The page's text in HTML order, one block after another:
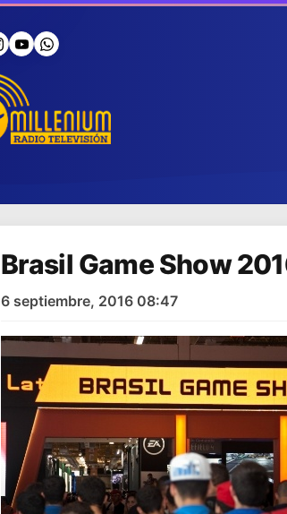
Brasil Game Show
6 septiembre, 2016 08:47